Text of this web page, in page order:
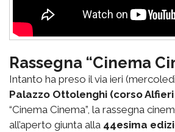
Rassegna “Cinema
Intanto ha preso il via ieri
Palazzo Ottolenghi (corso Alfieri
“Cinema Cinema”, la rassegna
all’aperto giunta alla 44esima